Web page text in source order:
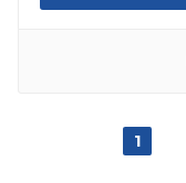
1